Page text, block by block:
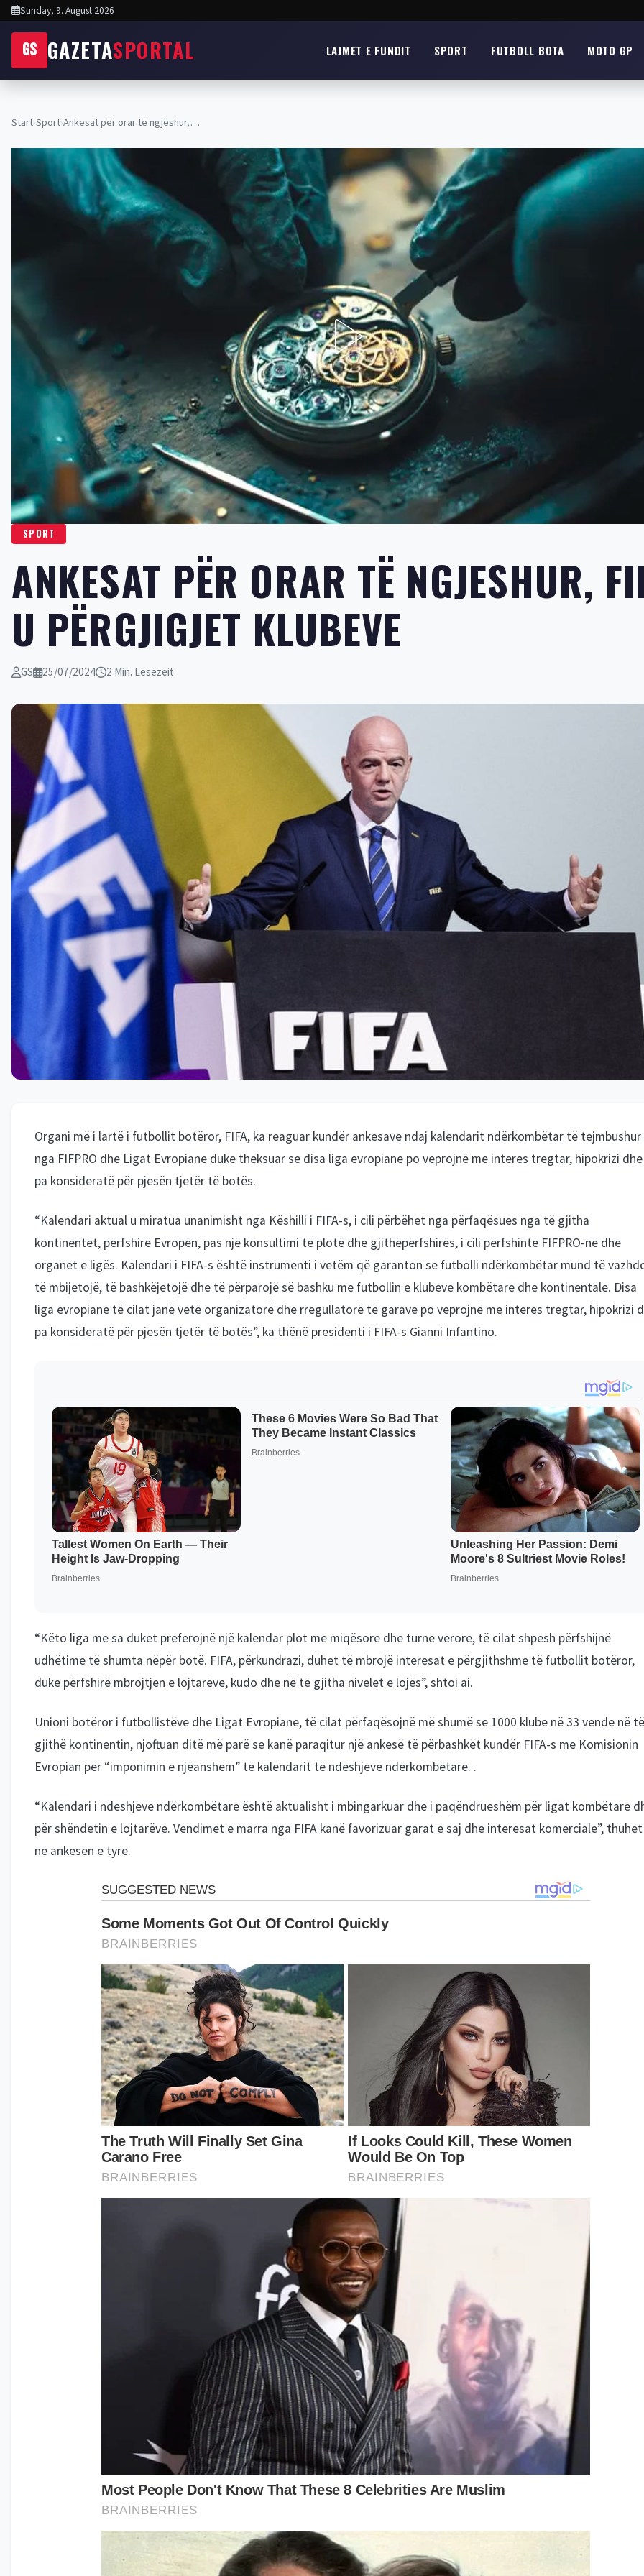
Sunday, 9. August 2026
GS GAZETASPORTAL LAJMET E FUNDIT SPORT FUTBOLL BOTA MOTO GP
Start›Sport›Ankesat për orar të ngjeshur,…
SPORT
ANKESAT PËR ORAR TË NGJESHUR,
U PËRGJIGJET KLUBEVE
GS 25/07/2024 2 Min. Lesezeit
Organi më i lartë i futbollit botëror, FIFA, ka reaguar kundër ankesave ndaj kalendarit ndërkombëtar të tejmbushur
nga FIFPRO dhe Ligat Evropiane duke theksuar se disa liga evropiane po veprojnë me interes tregtar, hipokrizi dhe
pa konsideratë për pjesën tjetër të botës.
“Kalendari aktual u miratua unanimisht nga Këshilli i FIFA-s, i cili përbëhet nga përfaqësues nga të gjitha
kontinentet, përfshirë Evropën, pas një konsultimi të plotë dhe gjithëpërfshirës, ​​i cili përfshinte FIFPRO-në dhe
organet e ligës. Kalendari i FIFA-s është instrumenti i vetëm që garanton se futbolli ndërkombëtar mund të
të mbijetojë, të bashkëjetojë dhe të përparojë së bashku me futbollin e klubeve kombëtare dhe kontinentale. Disa
liga evropiane të cilat janë vetë organizatorë dhe rregullatorë të garave po veprojnë me interes tregtar, hipokrizi
pa konsideratë për pjesën tjetër të botës”, ka thënë presidenti i FIFA-s Gianni Infantino.
“Këto liga me sa duket preferojnë një kalendar plot me miqësore dhe turne verore, të cilat shpesh përfshijnë
udhëtime të shumta nëpër botë. FIFA, përkundrazi, duhet të mbrojë interesat e përgjithshme të futbollit botëror,
duke përfshirë mbrojtjen e lojtarëve, kudo dhe në të gjitha nivelet e lojës”, shtoi ai.
Unioni botëror i futbollistëve dhe Ligat Evropiane, të cilat përfaqësojnë më shumë se 1000 klube në 33 vende në të
gjithë kontinentin, njoftuan ditë më parë se kanë paraqitur një ankesë të përbashkët kundër FIFA-s me Komisionin
Evropian për “imponimin e njëanshëm” të kalendarit të ndeshjeve ndërkombëtare. .
“Kalendari i ndeshjeve ndërkombëtare është aktualisht i mbingarkuar dhe i paqëndrueshëm për ligat kombëtare
për shëndetin e lojtarëve. Vendimet e marra nga FIFA kanë favorizuar garat e saj dhe interesat komerciale”, thuhet
në ankesën e tyre.